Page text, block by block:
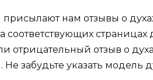
нам отзывы о
страницах
отрицательный отзыв о
забудьте указать модель